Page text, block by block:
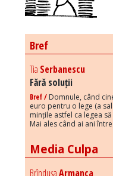
Bref
Tia Serbanescu
Fără soluții
Bref / Domnule, când
euro pentru o lege (a
mințile astfel ca legea
Mai ales când ai ani
Media Culpa
BrîndușaArmanca